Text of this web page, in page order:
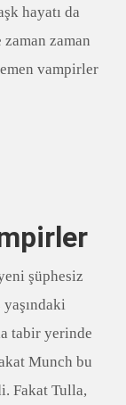
hayatı da
zaman
vampirler
şüphesiz
tabir yerinde
Munch bu
Fakat Tulla,